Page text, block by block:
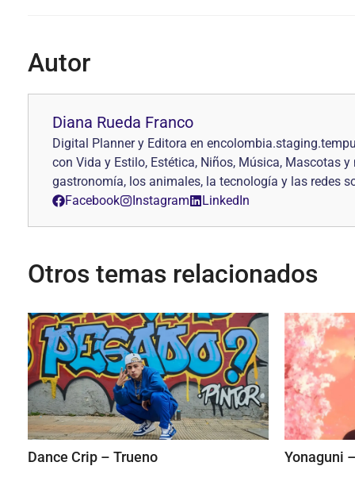
Autor
Diana Rueda Franco
Digital Planner y Editora en
con Vida y Estilo, Estética, Niños, Música, Mascotas
gastronomía, los animales, la tecnología y las redes
Facebook
Instagram LinkedIn
Otros temas relacionados
Dance Crip – Trueno Yonaguni